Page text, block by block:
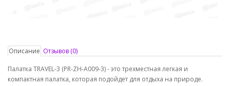
Описание Отзывов (0)
Палатка TRAVEL-3 (PR-ZH-A009-3) - это трехместная легкая и
компактная палатка, которая подойдет для отдыха на природе.